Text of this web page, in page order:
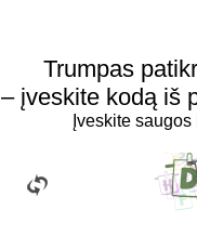
Trumpas
– įveskite kodą iš
Įveskite saugos